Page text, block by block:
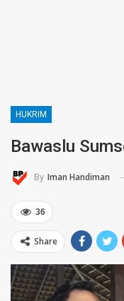
HUKRIM
Bawaslu
By Iman Handiman
36
Share